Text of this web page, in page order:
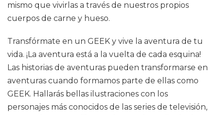
mismo que vivirlas a través de nuestros propios
cuerpos de carne y hueso.
Transfórmate en un GEEK y vive la aventura de tu
vida. ¡La aventura está a la vuelta de cada esquina!
Las historias de aventuras pueden transformarse en
aventuras cuando formamos parte de ellas como
GEEK. Hallarás bellas ilustraciones con los
personajes más conocidos de las series de televisión,